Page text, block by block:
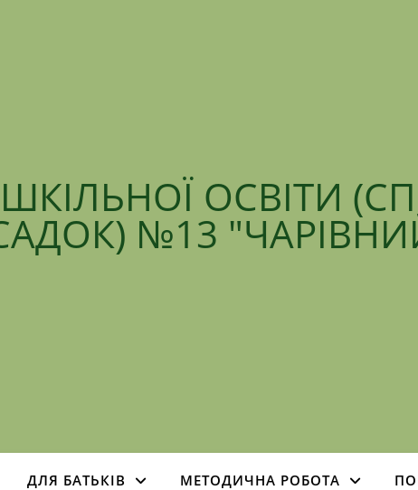
ОСВІТИ
№13
ДЛЯ БАТЬКІВ МЕТОДИЧНА РОБОТА